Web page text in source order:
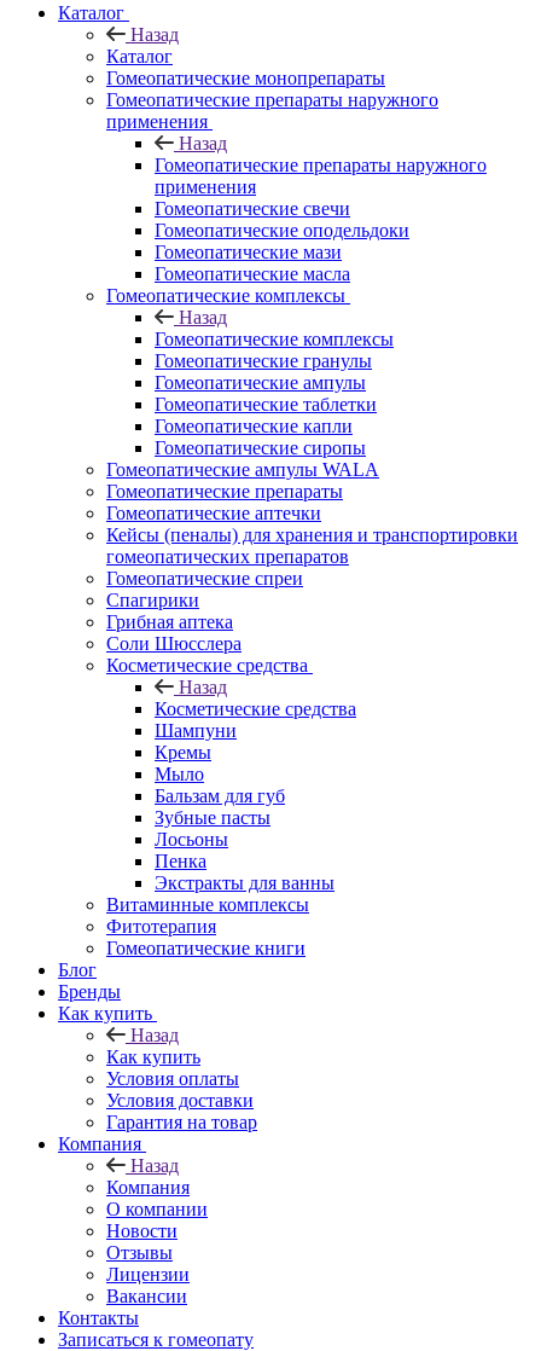
Каталог
Назад
Каталог
Гомеопатические монопрепараты
Гомеопатические препараты наружного
применения
Назад
Гомеопатические препараты наружного
применения
Гомеопатические свечи
Гомеопатические оподельдоки
Гомеопатические мази
Гомеопатические масла
Гомеопатические комплексы
Назад
Гомеопатические комплексы
Гомеопатические гранулы
Гомеопатические ампулы
Гомеопатические таблетки
Гомеопатические капли
Гомеопатические сиропы
Гомеопатические ампулы WALA
Гомеопатические препараты
Гомеопатические аптечки
Кейсы (пеналы) для хранения и транспортировки
гомеопатических препаратов
Гомеопатические спреи
Спагирики
Грибная аптека
Соли Шюсслера
Косметические средства
Назад
Косметические средства
Шампуни
Кремы
Мыло
Бальзам для губ
Зубные пасты
Лосьоны
Пенка
Экстракты для ванны
Витаминные комплексы
Фитотерапия
Гомеопатические книги
Блог
Бренды
Как купить
Назад
Как купить
Условия оплаты
Условия доставки
Гарантия на товар
Компания
Назад
Компания
О компании
Новости
Отзывы
Лицензии
Вакансии
Контакты
Записаться к гомеопату